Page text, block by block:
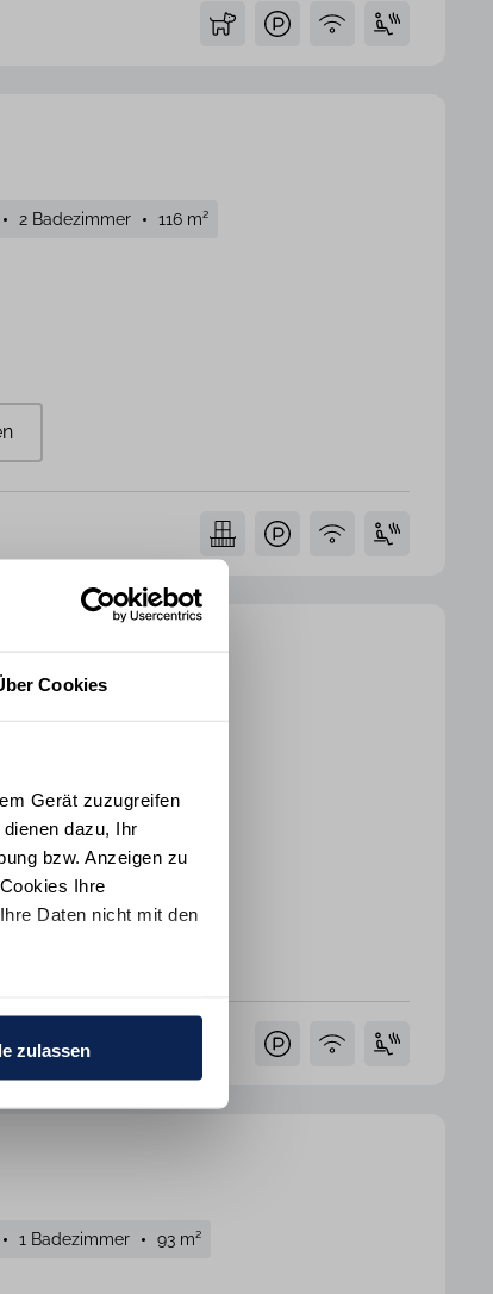
Cookies
Gerät zuzugreifen
dazu, Ihr
bzw. Anzeigen zu
Ihre
Daten nicht mit den
zulassen
2 Badezimmer 116 m²
1 Badezimmer 93 m²